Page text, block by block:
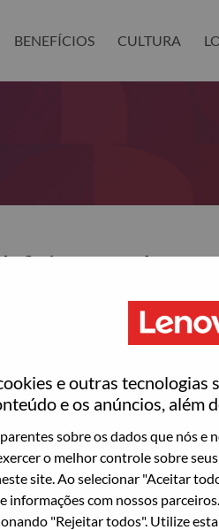
e outras tecnologias
e os anúncios, além
sobre os dados que nós e
o melhor controle sobre
site. Ao selecionar "Aceitar
informações com nossos
"Rejeitar todos". Utilize
BENEFÍCIOS CULTURA
sua senha?
with your account,
você redefinir sua
Continuar